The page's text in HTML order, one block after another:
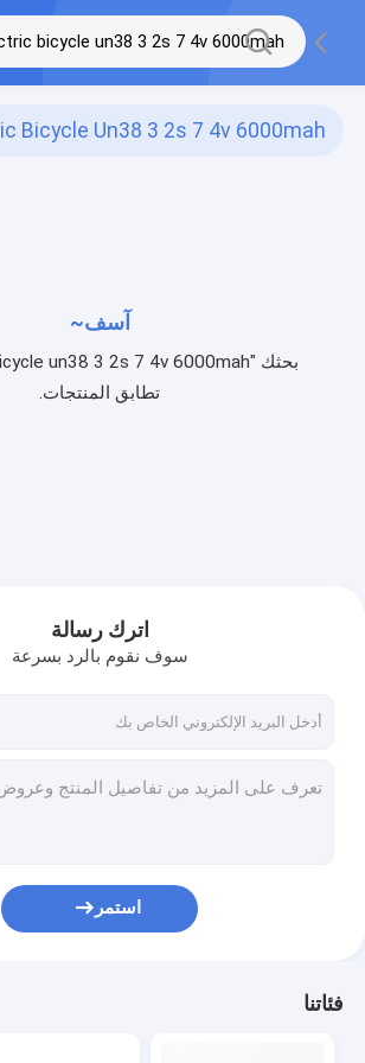
Bicycle Un38 3 2s 7 4v 6000mah
آسف~
تطابق المنتجات.
اترك رسالة
سوف نقوم بالرد بسرعة
استمر
فئاتنا